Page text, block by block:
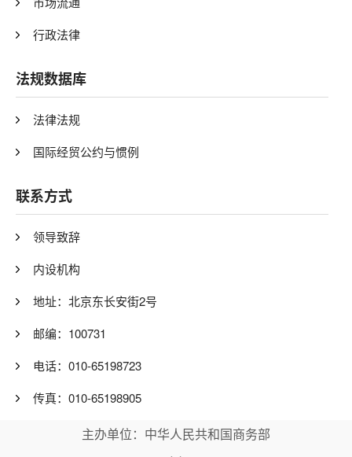
行政法律
法规数据库
法律法规
国际经贸公约与惯例
联系方式
领导致辞
内设机构
地址：北京东长安街2号
邮编：100731
电话：010-65198723
传真：010-65198905
主办单位：中华人民共和国商务部